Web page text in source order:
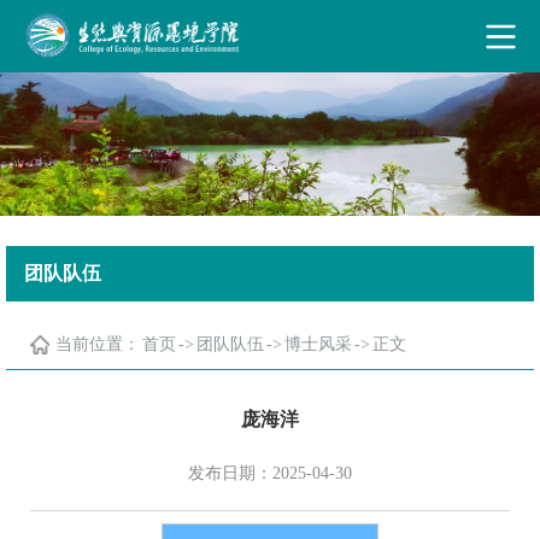
古天乐代言太阳集团·(中国)能源有限公司
团队队伍
当前位置： 首页 -> 团队队伍 -> 博士风采 -> 正文
庞海洋
发布日期：2025-04-30